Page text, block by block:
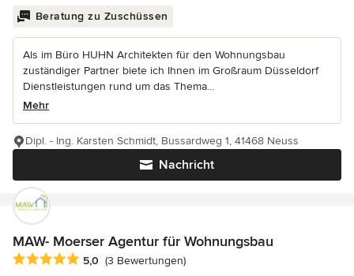
Beratung zu Zuschüssen
Als im Büro HUHN Architekten für den Wohnungsbau
zuständiger Partner biete ich Ihnen im Großraum Düsseldorf
Dienstleistungen rund um das Thema...
Mehr
Nachricht
Dipl. - Ing. Karsten Schmidt, Bussardweg 1, 41468 Neuss
MAW- Moerser Agentur für Wohnungsbau
Durchschnittliche Bewertung: 5 von 5 Sternen
5,0 (3 Bewertungen)